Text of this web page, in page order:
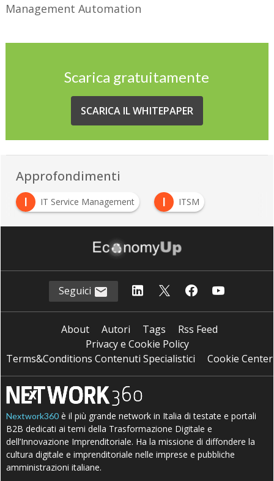
Management Automation
Scarica gratuitamente
SCARICA IL WHITEPAPER
Approfondimenti
I
IT Service Management I ITSM
Seguici
About Autori Tags
Rss Feed
Privacy e Cookie Policy
Terms&Conditions Contenuti Specialistici
Cookie Center
Nextwork360 è il più grande network in Italia di testate e portali
B2B dedicati ai temi della Trasformazione Digitale e
dell’Innovazione Imprenditoriale. Ha la missione di diffondere la
cultura digitale e imprenditoriale nelle imprese e pubbliche
amministrazioni italiane.